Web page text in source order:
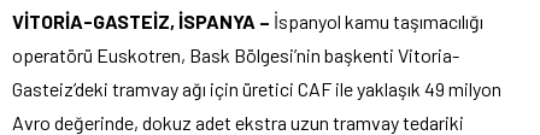
VİTORİA-GASTEİZ, İSPANYA – İspanyol kamu taşımacılığı
operatörü Euskotren, Bask Bölgesi’nin başkenti Vitoria-
Gasteiz’deki tramvay ağı için üretici CAF ile yaklaşık 49 milyon
Avro değerinde, dokuz adet ekstra uzun tramvay tedariki